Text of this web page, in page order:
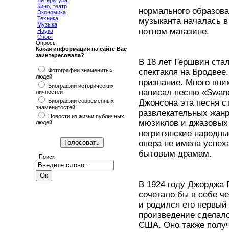
Кино, театр
Экономика
Техника
Музыка
Наука
Спорт
Опросы
Какая информация на сайте Вас
заинтересовала?
Фотографии знаменитых
людей
Биографии исторических
личностей
Биографии современных
знаменитостей
Новости из жизни публичных
людей
Поиск
нормального
музыканта началась
нотном магазине.
В 18 лет Гершвин
спектакля на
признание. Много
написал песню
Джонсона эта песня
развлекательных
мюзиклов и джазовых
негритянские
опера не имела
бытовым драмам.
В 1924 году Джорджа
сочетало бы в себе
и родился его
произведение
США. Оно также